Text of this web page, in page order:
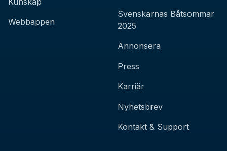
Webbappen
Svenskarnas Båtsommar
2025
Annonsera
Press
Karriär
Nyhetsbrev
Kontakt & Support